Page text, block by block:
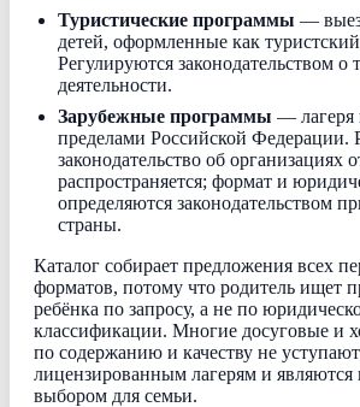
Туристические программы —
детей, оформленные как
Регулируются законодательством о
деятельности.
Зарубежные программы — лагеря
пределами Российской Федерации.
законодательство об организациях
распространяется; формат и
определяются законодательством
страны.
Каталог собирает предложения всех
форматов, потому что родитель ищет
ребёнка по запросу, а не по
классификации. Многие досуговые и
по содержанию и качеству не уступают
лицензированным лагерям и
выбором для семьи.